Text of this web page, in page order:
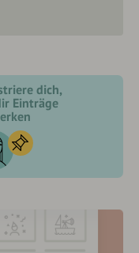
dich,
Einträge